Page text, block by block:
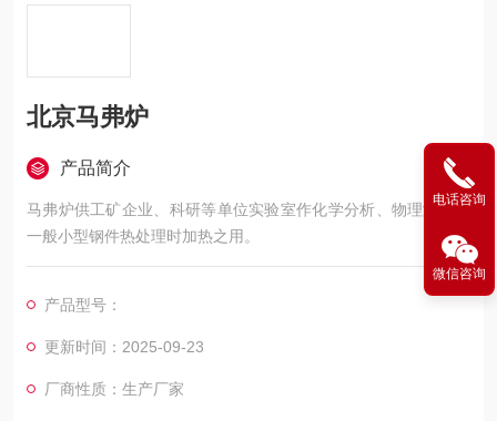
北京马弗炉
产品简介
马弗炉供工矿企业、科研等单位实验室作化学分析、物理测定和
一般小型钢件热处理时加热之用。
产品型号：
更新时间：2025-09-23
厂商性质：生产厂家
电话咨询
微信咨询